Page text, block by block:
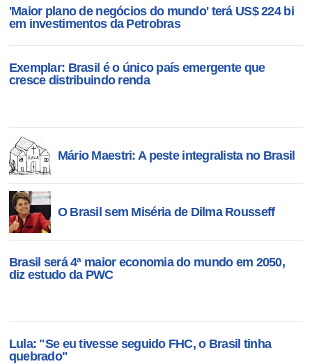
'Maior plano de negócios do mundo' terá US$ 224 bi
em investimentos da Petrobras
Exemplar: Brasil é o único país emergente que
cresce distribuindo renda
Mário Maestri: A peste integralista no Brasil
O Brasil sem Miséria de Dilma Rousseff
Brasil será 4ª maior economia do mundo em 2050,
diz estudo da PWC
Lula: "Se eu tivesse seguido FHC, o Brasil tinha
quebrado"